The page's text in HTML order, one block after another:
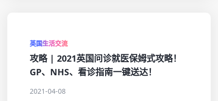
英国生活交流
攻略 | 2021英国问诊就医保姆式攻略！
GP、NHS、看诊指南一键送达！
2021-04-08